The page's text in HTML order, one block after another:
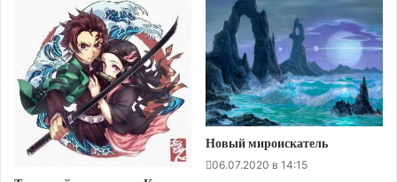
Новый мироискатель
06.07.2020 в 14:15